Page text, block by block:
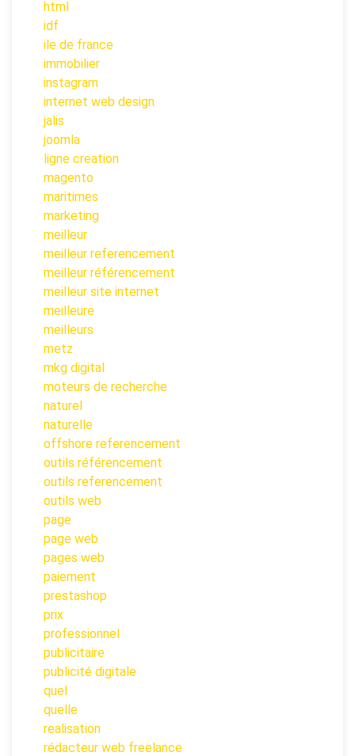
html
idf
ile de france
immobilier
instagram
internet web design
jalis
joomla
ligne creation
magento
maritimes
marketing
meilleur
meilleur referencement
meilleur référencement
meilleur site internet
meilleure
meilleurs
metz
mkg digital
moteurs de recherche
naturel
naturelle
offshore referencement
outils référencement
outils referencement
outils web
page
page web
pages web
paiement
prestashop
prix
professionnel
publicitaire
publicité digitale
quel
quelle
realisation
rédacteur web freelance